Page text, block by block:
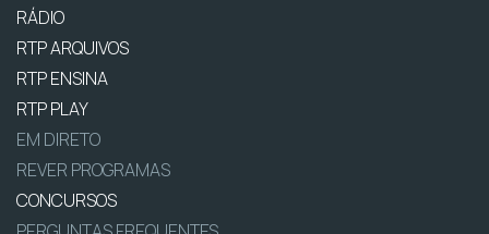
RÁDIO
RTP ARQUIVOS
RTP ENSINA
RTP PLAY
EM DIRETO
REVER PROGRAMAS
CONCURSOS